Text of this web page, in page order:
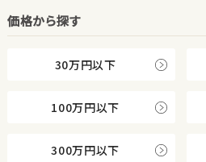
価格から探す
30万円以下
100万円以下
300万円以下